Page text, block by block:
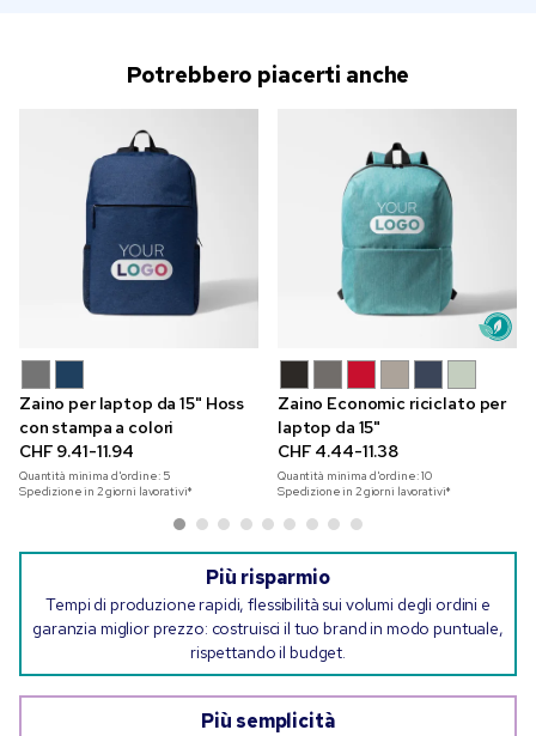
Potrebbero piacerti anche
Zaino per laptop da 15" Hoss
con stampa a colori
CHF 9.41-11.94
Quantità minima d'ordine: 5
Spedizione in 2 giorni lavorativi*
Zaino Economic riciclato per
laptop da 15"
CHF 4.44-11.38
Quantità minima d'ordine:10
Spedizione in 2 giorni lavorativi*
Più risparmio
Tempi di produzione rapidi, flessibilità sui volumi degli ordini e
garanzia miglior prezzo: costruisci il tuo brand in modo puntuale,
rispettando il budget.
Più semplicità